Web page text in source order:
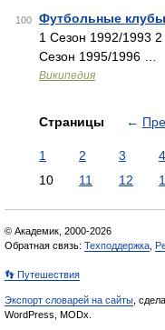
100 Футбольные
1 Сезон 1992/1993
Сезон 1995/1996 …
Википедия
Страницы ←
1 2 3 4
10
11 12
© Академик, 2000-2026
Обратная связь: Техподдержка
👣 Путешествия
Экспорт словарей на сайты ,
WordPress, MODx.